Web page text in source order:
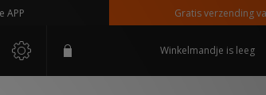
Gratis verzending vanaf
Winkelmandje is leeg